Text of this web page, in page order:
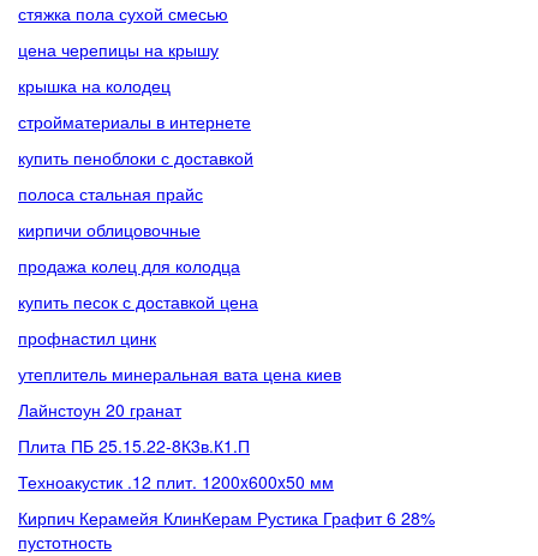
стяжка пола сухой смесью
цена черепицы на крышу
крышка на колодец
стройматериалы в интернете
купить пеноблоки с доставкой
полоса стальная прайс
кирпичи облицовочные
продажа колец для колодца
купить песок с доставкой цена
профнастил цинк
утеплитель минеральная вата цена киев
Лайнстоун 20 гранат
Плита ПБ 25.15.22-8К3в.К1.П
Техноакустик .12 плит. 1200x600x50 мм
Кирпич Керамейя КлинКерам Рустика Графит 6 28%
пустотность